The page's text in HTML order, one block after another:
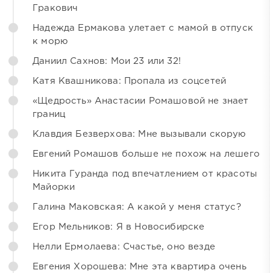
Гракович
Надежда Ермакова улетает с мамой в отпуск
к морю
Даниил Сахнов: Мои 23 или 32!
Катя Квашникова: Пропала из соцсетей
«Щедрость» Анастасии Ромашовой не знает
границ
Клавдия Безверхова: Мне вызывали скорую
Евгений Ромашов больше не похож на лешего
Никита Гуранда под впечатлением от красоты
Майорки
Галина Маковская: А какой у меня статус?
Егор Мельников: Я в Новосибирске
Нелли Ермолаева: Счастье, оно везде
Евгения Хорошева: Мне эта квартира очень